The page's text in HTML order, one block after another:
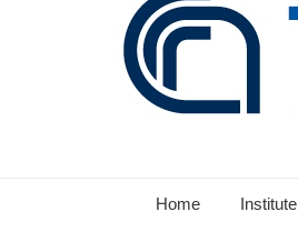
Home Institute